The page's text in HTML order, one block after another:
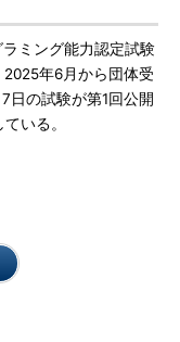
ミング能力認定試験
年6月から団体受
日の試験が第1回公開
いる。